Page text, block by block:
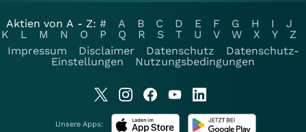
Aktien von A - Z: # A B C D E F G H I
J
K
L M N O P Q R S T U V W X Y
Z
Impressum
Disclaimer Datenschutz
Datenschutz-
Einstellungen
Nutzungsbedingungen
Unsere Apps: